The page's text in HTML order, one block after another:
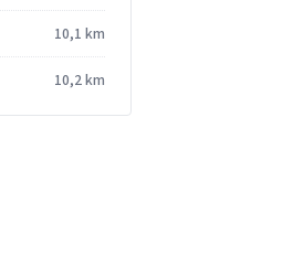
10,1 km
10,2 km